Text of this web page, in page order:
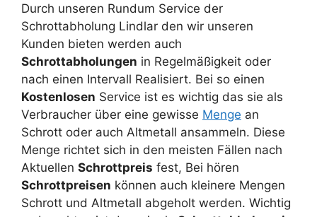
Durch unseren Rundum Service der
Schrottabholung Lindlar den wir unseren
Kunden bieten werden auch
Schrottabholungen in Regelmäßigkeit oder
nach einen Intervall Realisiert. Bei so einen
Kostenlosen Service ist es wichtig das sie als
Verbraucher über eine gewisse Menge an
Schrott oder auch Altmetall ansammeln. Diese
Menge richtet sich in den meisten Fällen nach
Aktuellen Schrottpreis fest, Bei hören
Schrottpreisen können auch kleinere Mengen
Schrott und Altmetall abgeholt werden. Wichtig